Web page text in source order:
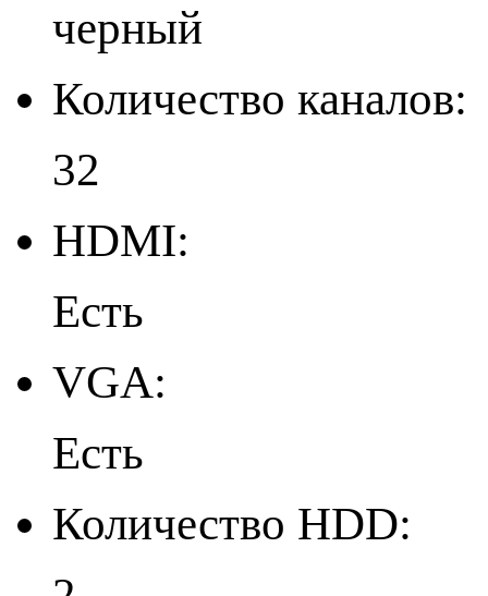
черный
Количество каналов:
32
HDMI:
Есть
VGA:
Есть
Количество HDD: